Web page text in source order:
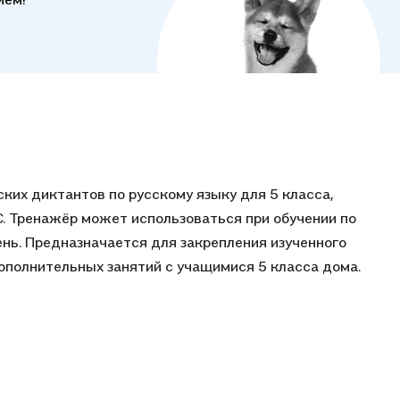
диктантов по русскому языку для 5 класса,
может использоваться при обучении по
Предназначается для закрепления изученного
занятий с учащимися 5 класса дома.